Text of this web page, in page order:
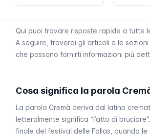
Qui puoi trovare risposte rapide a tutte
A seguire, troverai gli articoli o le
che possono fornirti informazioni più
Cosa significa la parola
La parola Cremà deriva dal latino
letteralmente significa “l’atto di bruciare”.
finale del festival delle Fallas , quando